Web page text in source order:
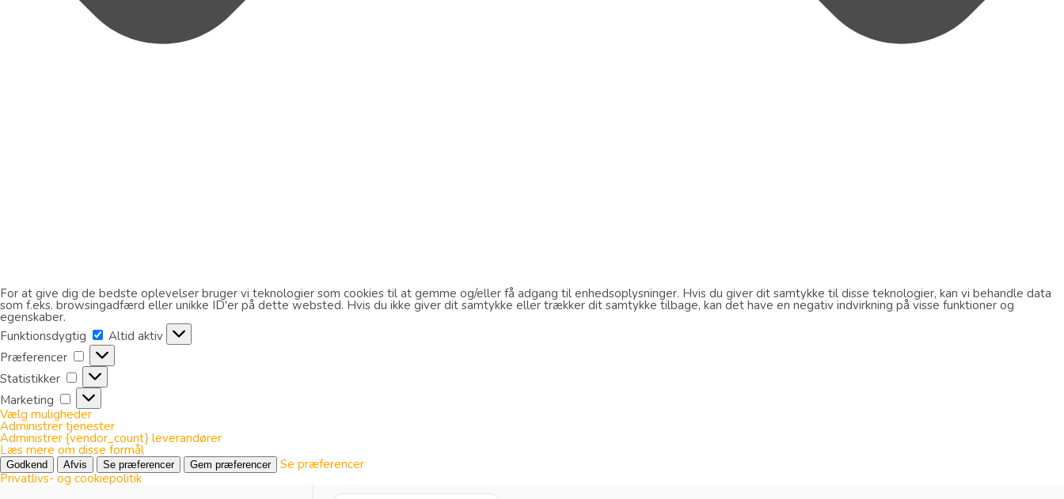
For at give dig de bedste oplevelser bruger vi teknologier som cookies til at gemme og/eller få adgang til enhedsoplysninger. Hvis du giver dit samtykke til disse teknologier, kan vi behandle data
som f.eks. browsingadfærd eller unikke ID'er på dette websted. Hvis du ikke giver dit samtykke eller trækker dit samtykke tilbage, kan det have en negativ indvirkning på visse funktioner og
egenskaber.
Funktionsdygtig
Funktionsdygtig
Altid aktiv
Præferencer
Præferencer
Statistikker
Statistikker
Marketing
Marketing
Vælg muligheder
Administrer tjenester
Administrer {vendor_count} leverandører
Læs mere om disse formål
Godkend Afvis Se præferencer Gem præferencer
Se præferencer
Privatlivs- og cookiepolitik